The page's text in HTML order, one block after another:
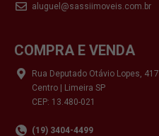
aluguel@sassiimoveis.com.br
COMPRA E VENDA
Rua Deputado Otávio Lopes, 417
Centro | Limeira SP
CEP: 13.480-021
(19) 3404-4499